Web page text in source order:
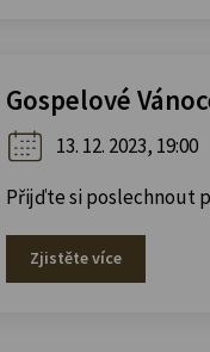
Gospelové
13. 12. 2023, 19:00
Přijďte si poslechnout
Zjistěte více